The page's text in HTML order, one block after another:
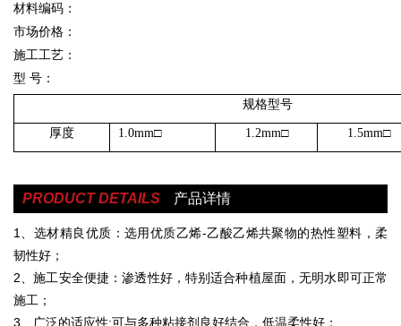
材料编码：
市场价格：
施工工艺：
型 号：
规格型号
厚度 1.0mm□ 1.2mm□ 1.5mm□
PRODUCT DETAILS 产品详情
1、选材精良优质：选用优质乙烯-乙酸乙烯共聚物的热性塑料，柔
韧性好；
2、施工安全便捷：渗透性好，特别适合种植屋面，无明水即可正常
施工；
3、广泛的适应性:可与多种粘接剂良好结合，低温柔性好；